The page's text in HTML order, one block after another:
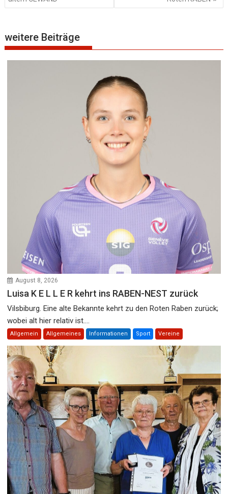
weitere Beiträge
August 8, 2026
Luisa K E L L E R kehrt ins RABEN-NEST zurück
Vilsbiburg. Eine alte Bekannte kehrt zu den Roten Raben zurück;
wobei alt hier relativ ist....
Allgemein Allgemeines Informationen Sport Vereine